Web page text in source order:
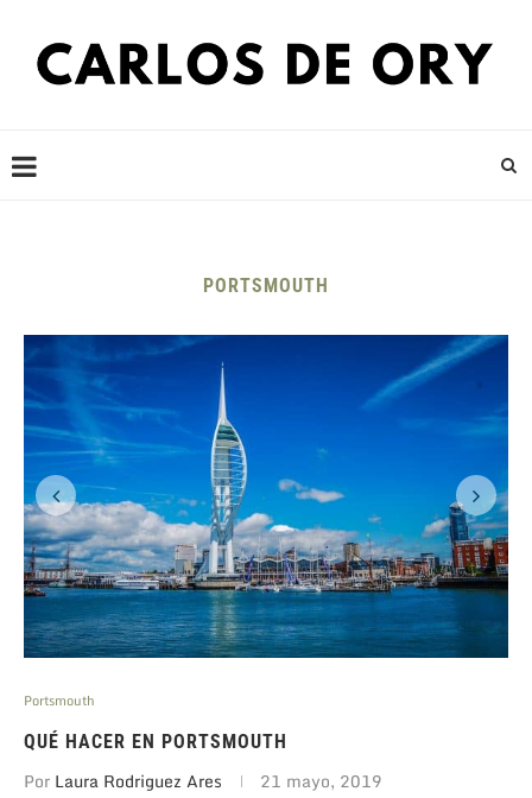
PORTSMOUTH
Portsmouth
QUÉ HACER EN PORTSMOUTH
Por Laura Rodriguez Ares 21 mayo, 2019